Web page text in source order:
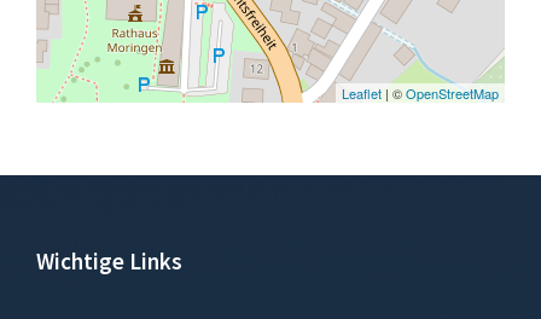
Leaflet | ©OpenStreetMap
Wichtige Links